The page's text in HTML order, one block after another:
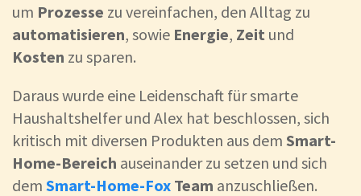
um Prozesse zu vereinfachen, den Alltag zu
automatisieren, sowie Energie, Zeit und
Kosten zu sparen.
Daraus wurde eine Leidenschaft für smarte
Haushaltshelfer und Alex hat beschlossen, sich
kritisch mit diversen Produkten aus dem Smart-
Home-Bereich auseinander zu setzen und sich
dem Smart-Home-Fox Team anzuschließen.